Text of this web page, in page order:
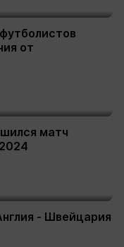
от
матч
- Швейцария